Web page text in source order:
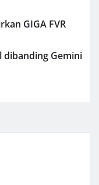
GIGA FVR
dibanding Gemini